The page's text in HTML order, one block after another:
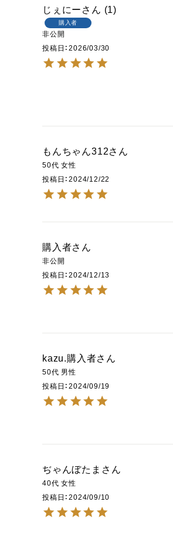
じぇにー 1
購入者
非公開
投稿日
2026/03/30
もんちゃん312
50代 女性
投稿日
2024/12/22
購入者
非公開
投稿日
2024/12/13
kazu.購入者
50代 男性
投稿日
2024/09/19
ぢゃんぼたま
40代 女性
投稿日
2024/09/10